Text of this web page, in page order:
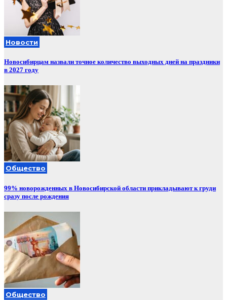
Новости
Новосибирцам назвали точное количество выходных дней на праздники
в 2027 году
Общество
99% новорожденных в Новосибирской области прикладывают к груди
сразу после рождения
Общество